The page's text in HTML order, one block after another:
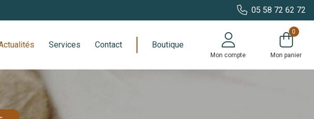
05 58 72 62 72
Services Contact Boutique
Mon compte
0
Mon panier